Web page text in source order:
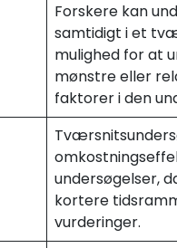
Forskere kan
samtidigt i et
mulighed for at
mønstre eller
faktorer i den
undersøgelser,
kortere
vurderinger.